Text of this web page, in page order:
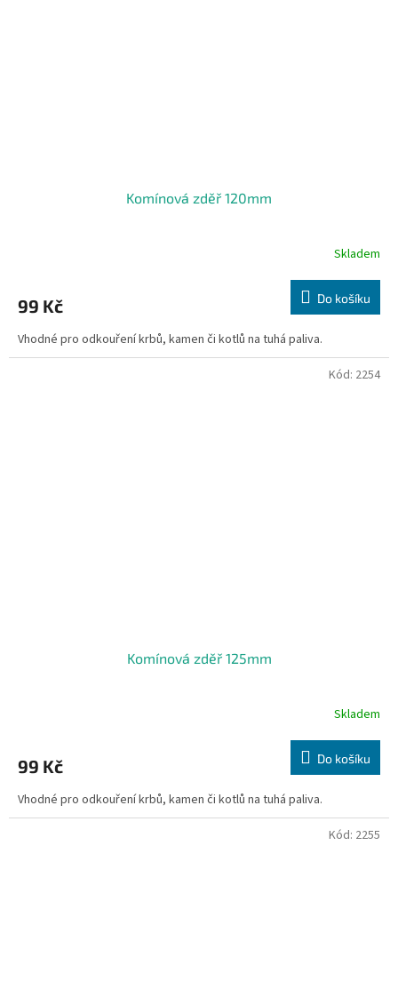
Komínová zděř 120mm
Skladem
99 Kč Do košíku
Vhodné pro odkouření krbů, kamen či kotlů na tuhá paliva.
Komínová zděř 125mm
Skladem
99 Kč Do košíku
Vhodné pro odkouření krbů, kamen či kotlů na tuhá paliva.
Kód: 2254
Kód: 2255